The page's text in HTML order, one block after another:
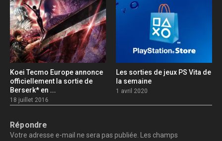
Koei Tecmo Europe annonce
officiellement la sortie de
Berserk* en ...
18 juillet 2016
Les sorties de jeux PS Vita de
la semaine
1 avril 2020
Répondre
Votre adresse e-mail ne sera pas publiée. Les champs